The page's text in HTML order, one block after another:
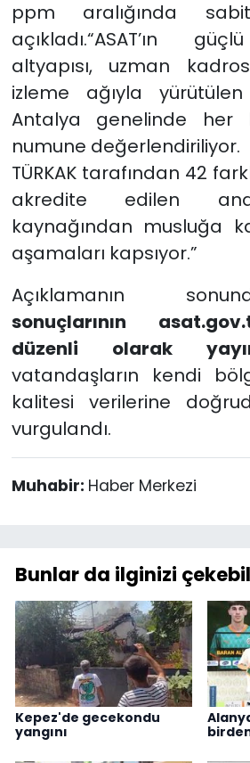
ppm aralığında
açıkladı.“ASAT’ın
altyapısı, uzman
izleme ağıyla
Antalya genelinde her
numune değerlendiriliyor.
TÜRKAK tarafından 42
akredite edilen
kaynağından musluğa
aşamaları kapsıyor.”
Açıklamanın
sonuçlarının
düzenli olarak
vatandaşların kendi
kalitesi verilerine
vurgulandı.
Muhabir: Haber Merkezi
Bunlar da ilginizi
Kepez'de gecekondu
yangını